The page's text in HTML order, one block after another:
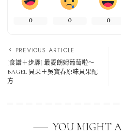
0 0 0
PREVIOUS ARTICLE
[食譜＋步驟] 最愛朗姆葡萄啦～
BAGEL 貝果＋吳寶春原味貝果配
方
YOU MIGHT